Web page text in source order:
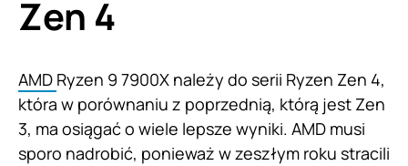
Zen 4
AMD Ryzen 9 7900X należy do serii Ryzen Zen 4,
która w porównaniu z poprzednią, którą jest Zen
3, ma osiągać o wiele lepsze wyniki. AMD musi
sporo nadrobić, ponieważ w zeszłym roku stracili